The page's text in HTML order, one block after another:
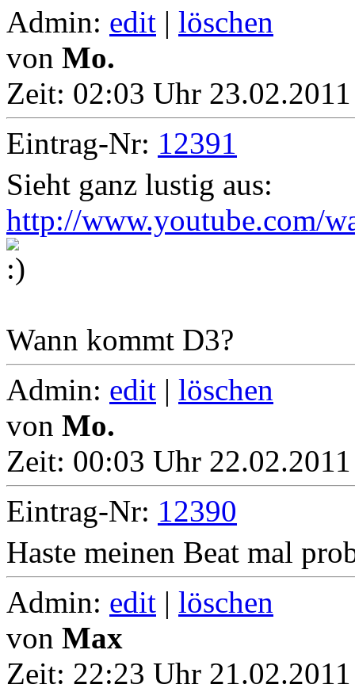
Admin: edit | löschen
von Mo.
Zeit: 02:03 Uhr
Eintrag-Nr: 12391
Sieht ganz lustig aus:
http://www.youtube.com/
Wann kommt D3?
Admin: edit | löschen
von Mo.
Zeit: 00:03 Uhr
Eintrag-Nr: 12390
Haste meinen Beat mal
Admin: edit | löschen
von Max
Zeit: 22:23 Uhr